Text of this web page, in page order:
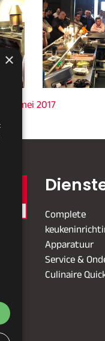
mei 2017
Complete
Apparatuur
Service &
Culinaire
×